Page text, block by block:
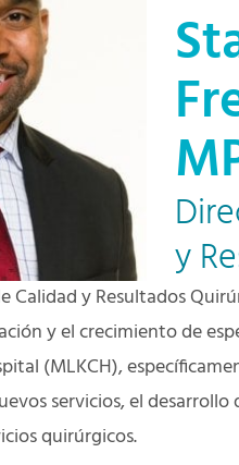
y
Calidad y Resultados
y el crecimiento de
(MLKCH),
servicios, el
quirúrgicos.